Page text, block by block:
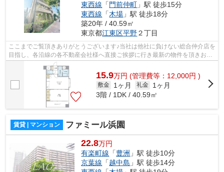
東西線 「 門前仲町 」駅 徒歩15分
東西線 「木場 」駅 徒歩18分
築20年 / 40.59㎡
東京都江東区平野２丁目
ここまでご覧頂きありがとうございます♪当社は他社に負けない総合仲介店を
目指し、各沿線の各不動産会社様へ直接ご挨拶に行き最新の物件を頂きお客
様へ提供しております！最新の情報は...
15.9万円 (管理費等：12,000円 )
敷金 1ヶ月 礼金
1ヶ月
3階 / 1DK / 40.59㎡
賃貸 | マンション ファミール浜園
22.8万円
有楽町線 「豊洲 」駅 徒歩10分
京葉線 「越中島 」駅 徒歩14分